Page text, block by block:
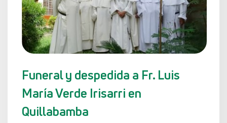
Funeral y despedida a Fr. Luis
María Verde Irisarri en
Quillabamba